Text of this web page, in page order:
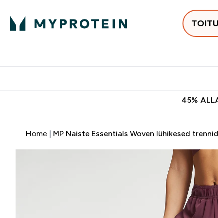
45%
Home MP Naiste Essentials Woven lühikesed